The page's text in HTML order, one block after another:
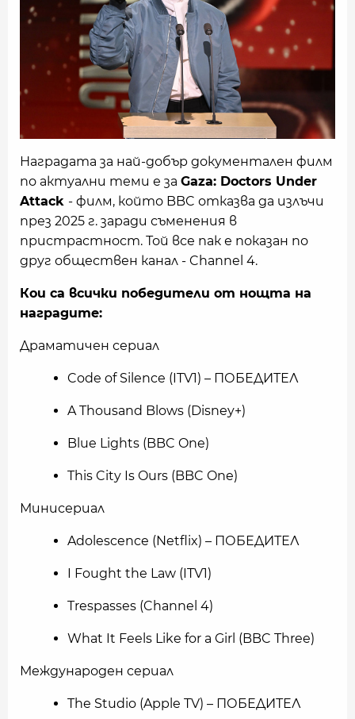
Наградата за най-добър документален филм
по актуални теми е за Gaza: Doctors Under
Attack - филм, който BBC отказва да излъчи
през 2025 г. заради съменения в
пристрастност. Той все пак е показан по
друг обществен канал - Channel 4.
Кои са всички победители от нощта на
наградите:
Драматичен сериал
Code of Silence (ITV1) – ПОБЕДИТЕЛ
A Thousand Blows (Disney+)
Blue Lights (BBC One)
This City Is Ours (BBC One)
Минисериал
Adolescence (Netflix) – ПОБЕДИТЕЛ
I Fought the Law (ITV1)
Trespasses (Channel 4)
What It Feels Like for a Girl (BBC Three)
Международен сериал
The Studio (Apple TV) – ПОБЕДИТЕЛ